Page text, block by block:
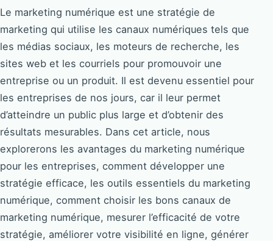
Le marketing numérique est une stratégie de
marketing qui utilise les canaux numériques tels que
les médias sociaux, les moteurs de recherche, les
sites web et les courriels pour promouvoir une
entreprise ou un produit. Il est devenu essentiel pour
les entreprises de nos jours, car il leur permet
d’atteindre un public plus large et d’obtenir des
résultats mesurables. Dans cet article, nous
explorerons les avantages du marketing numérique
pour les entreprises, comment développer une
stratégie efficace, les outils essentiels du marketing
numérique, comment choisir les bons canaux de
marketing numérique, mesurer l’efficacité de votre
stratégie, améliorer votre visibilité en ligne, générer